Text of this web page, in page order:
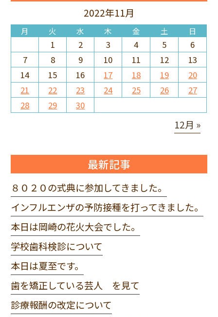
2022年11月
月 火 水 木 金 土 日
1 2 3 4 5
6
7
8 9 10 11 12
13
14
15 16 17 18 19
20
21
22 23 24 25 26
27
28
29 30
12月 »
最新記事
８０２０の式典に参加してきました。
インフルエンザの予防接種を打ってきました。
本日は岡崎の花火大会でした。
学校歯科検診について
本日は夏至です。
歯を矯正している芸人 を見て
診療報酬の改定について